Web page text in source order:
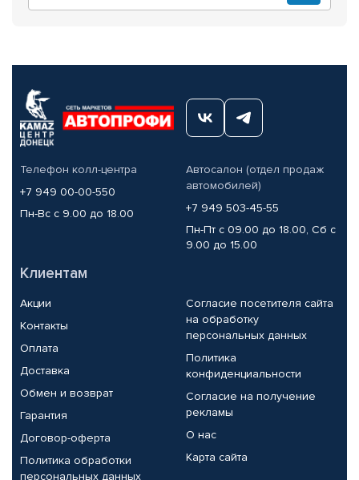
Телефон колл-центра
+7 949 00-00-550
Пн-Вс с 9.00 до 18.00
Автосалон (отдел продаж
автомобилей)
+7 949 503-45-55
Пн-Пт с 09.00 до 18.00, Сб с
9.00 до 15.00
Клиентам
Акции
Контакты
Оплата
Доставка
Обмен и возврат
Гарантия
Договор-оферта
Политика обработки
персональных данных
Согласие посетителя сайта
на обработку
персональных данных
Политика
конфиденциальности
Согласие на получение
рекламы
О нас
Карта сайта